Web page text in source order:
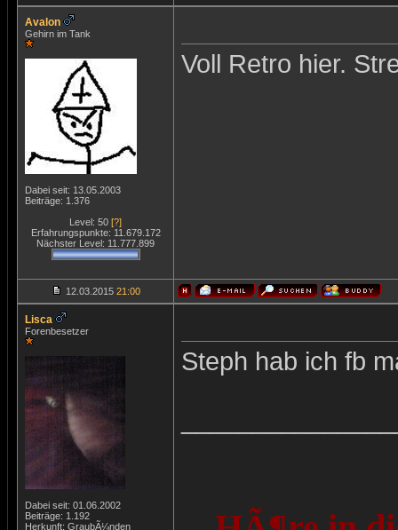
Avalon
Gehirn im Tank
Dabei seit: 13.05.2003
Beiträge: 1.376
Level: 50 [?]
Erfahrungspunkte: 11.679.172
Nächster Level: 11.777.899
Voll Retro hier.
12.03.2015 21:00
Lisca
Forenbesetzer
Dabei seit: 01.06.2002
Beiträge: 1.192
Herkunft: GraubÃ¼nden
Steph hab ich fb